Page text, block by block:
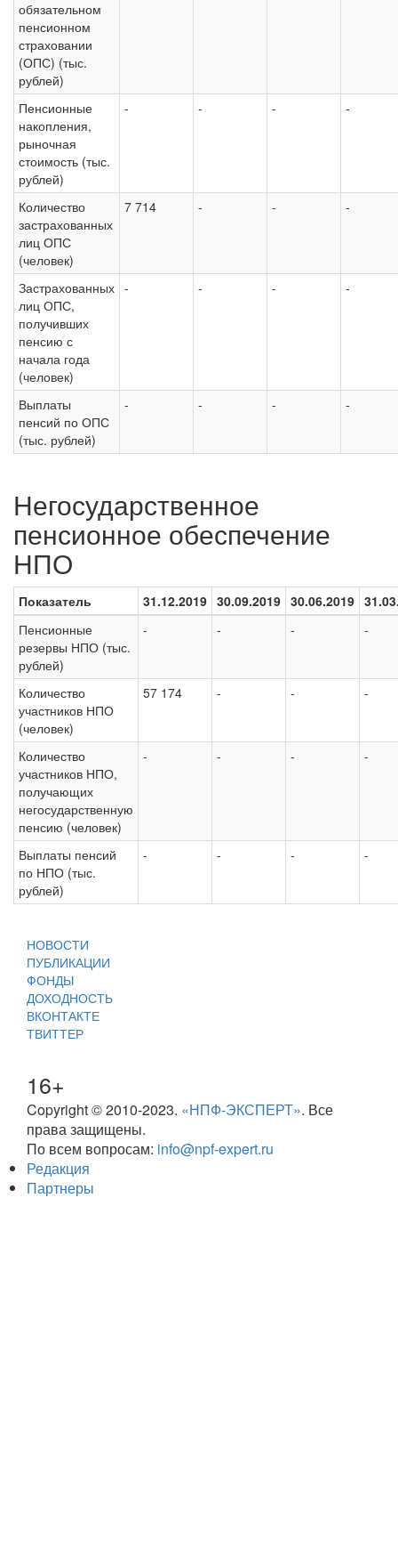
обязательном
пенсионном
страховании
(ОПС) (тыс.
рублей)
Пенсионные
накопления,
рыночная
стоимость (тыс.
рублей)
- - - -
Количество
застрахованных
лиц ОПС
(человек)
7 714 - - -
Застрахованных
лиц ОПС,
получивших
пенсию с
начала года
(человек)
- - - -
Выплаты
пенсий по ОПС
(тыс. рублей)
- - - -
Негосударственное
пенсионное обеспечение
НПО
Показатель 31.12.2019 30.09.2019 30.06.2019
Пенсионные
резервы НПО (тыс.
рублей)
- - - -
Количество
участников НПО
(человек)
57 174 - - -
Количество
участников НПО,
получающих
негосударственную
пенсию (человек)
- - - -
Выплаты пенсий
по НПО (тыс.
рублей)
- - - -
НОВОСТИ
ПУБЛИКАЦИИ
ФОНДЫ
ДОХОДНОСТЬ
ВКОНТАКТЕ
ТВИТТЕР
16+
Copyright © 2010-2023. «НПФ-ЭКСПЕРТ». Все
права защищены.
По всем вопросам: info@npf-expert.ru
Редакция
Партнеры